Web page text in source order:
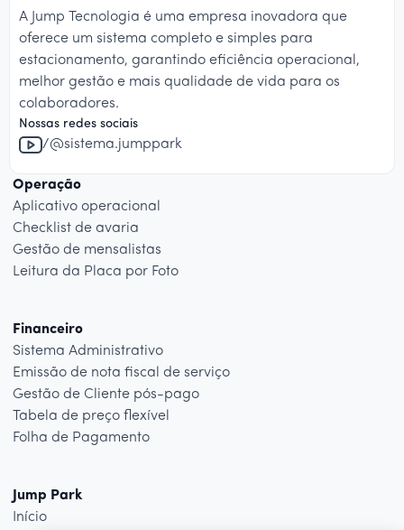
A Jump Tecnologia é uma empresa inovadora que
oferece um sistema completo e simples para
estacionamento, garantindo eficiência operacional,
melhor gestão e mais qualidade de vida para os
colaboradores.
Nossas redes sociais
/@sistema.jumppark
Operação
Aplicativo operacional
Checklist de avaria
Gestão de mensalistas
Leitura da Placa por Foto
Financeiro
Sistema Administrativo
Emissão de nota fiscal de serviço
Gestão de Cliente pós-pago
Tabela de preço flexível
Folha de Pagamento
Jump Park
Início